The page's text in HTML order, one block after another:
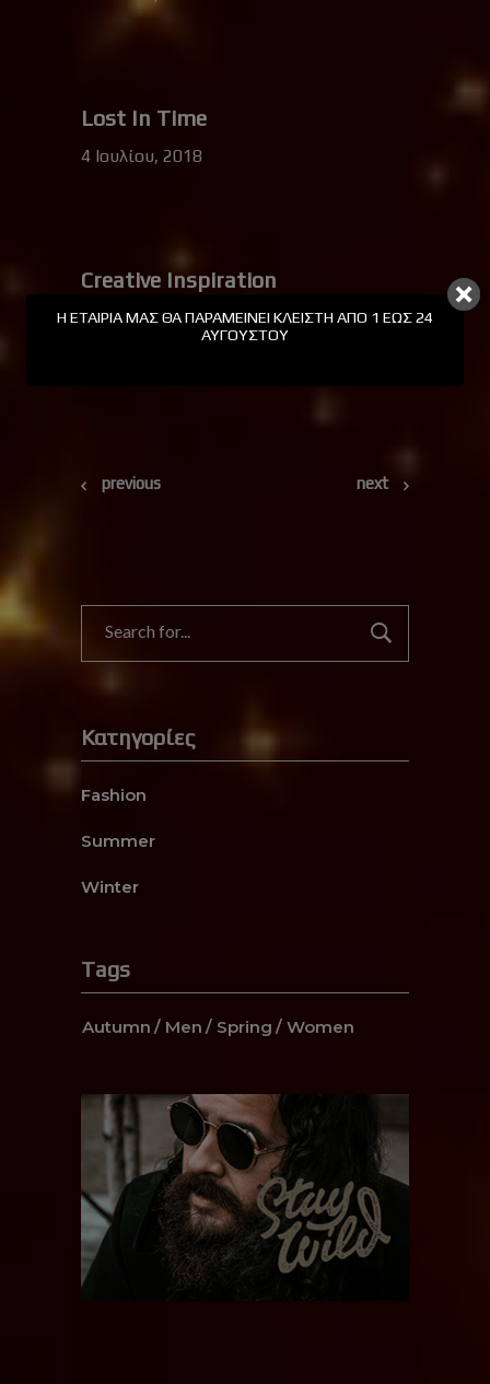
Lost In Time
4 Ιουλίου, 2018
Creative Inspiration
4 Ιουλίου, 2018
previous next
Kατηγορίες
Fashion
Summer
Winter
Tags
Autumn Men Spring Women
Η ΕΤΑΙΡΊΑ ΜΑΣ ΘΑ ΠΑΡΑΜΕΊΝΕΙ ΚΛΕΙΣΤΉ ΑΠΟ 1 ΕΩΣ 24
ΑΥΓΟΎΣΤΟΥ